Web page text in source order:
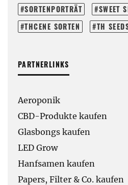
SORTENPORTRÄT
SWEET
THCENE SORTEN
TH
PARTNERLINKS
Aeroponik
CBD-Produkte kaufen
Glasbongs kaufen
LED Grow
Hanfsamen kaufen
Papers, Filter & Co. kaufen